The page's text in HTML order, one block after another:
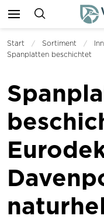
Start Sortiment
Spanplatten beschichtet